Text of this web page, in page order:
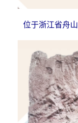
位于浙江省舟